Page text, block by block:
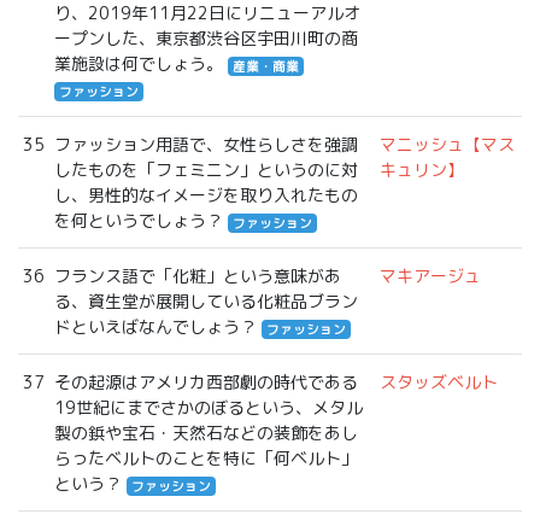
り、2019年11月22日にリニューアルオ
ープンした、東京都渋谷区宇田川町の商
業施設は何でしょう。
産業・商業
ファッション
35 ファッション用語で、女性らしさを強調
したものを「フェミニン」というのに対
し、男性的なイメージを取り入れたもの
を何というでしょう？
ファッション
マニッシュ【マス
キュリン】
36 フランス語で「化粧」という意味があ
る、資生堂が展開している化粧品ブラン
ドといえばなんでしょう？
ファッション
マキアージュ
37 その起源はアメリカ西部劇の時代である
19世紀にまでさかのぼるという、メタル
製の鋲や宝石・天然石などの装飾をあし
らったベルトのことを特に「何ベルト」
という？
ファッション
スタッズベルト